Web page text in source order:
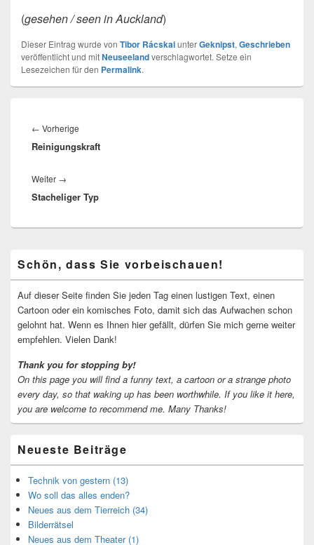
(gesehen / seen in Auckland)
Dieser Eintrag wurde von Tibor RácskaiunterGeknipst, Geschrieben
veröffentlicht und mitNeuseelandverschlagwortet. Setze ein
Lesezeichen für den Permalink.
← Vorherige
Beitrag:
Reinigungskraft
Weiter →
Beitrag:
Stacheliger Typ
Seitenleisten-
Widgetbereich
Schön, dass Sie vorbeischauen!
Auf dieser Seite finden Sie jeden Tag einen lustigen Text, einen
Cartoon oder ein komisches Foto, damit sich das Aufwachen schon
gelohnt hat. Wenn es Ihnen hier gefällt, dürfen Sie mich gerne weiter
empfehlen. Vielen Dank!
Thank you for stopping by!
On this page you will find a funny text, a cartoon or a strange photo
every day, so that waking up has been worthwhile. If you like it here,
you are welcome to recommend me. Many Thanks!
Neueste Beiträge
Technik von gestern (13)
Wo soll das alles enden?
Neues aus dem Tierreich (34)
Bilderrätsel
Neues aus dem Theater (1)